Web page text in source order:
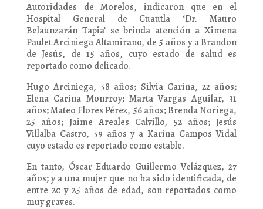
Autoridades de Morelos, indicaron que en el
Hospital General de Cuautla ‘Dr. Mauro
Belaunzarán Tapia’ se brinda atención a Ximena
Paulet Arciniega Altamirano, de 5 años y a Brandon
de Jesús, de 15 años, cuyo estado de salud es
reportado como delicado.
Hugo Arciniega, 58 años; Silvia Carina, 22 años;
Elena Carina Monrroy; Marta Vargas Aguilar, 31
años; Mateo Flores Pérez, 56 años; Brenda Noriega,
25 años; Jaime Areales Calvillo, 52 años; Jesús
Villalba Castro, 59 años y a Karina Campos Vidal
cuyo estado es reportado como estable.
En tanto, Óscar Eduardo Guillermo Velázquez, 27
años; y a una mujer que no ha sido identificada, de
entre 20 y 25 años de edad, son reportados como
muy graves.